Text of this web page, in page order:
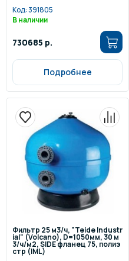
Код:391805
В наличии
730685 р.
Подробнее
Фильтр 25 м3/ч, "Teide Industr
ial" (Volcano), D=1050мм, 30 м
3/ч/м2, SIDE фланец 75, полиэ
стр (IML)